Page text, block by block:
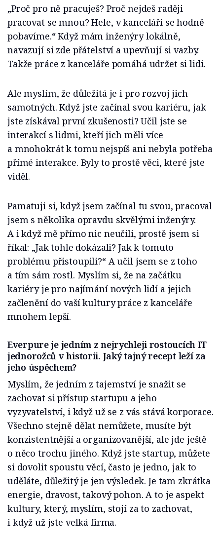
„Proč pro ně pracuješ? Proč nejdeš raději
pracovat se mnou? Hele, v kanceláři se hodně
pobavíme.“ Když mám inženýry lokálně,
navazují si zde přátelství a upevňují si vazby.
Takže práce z kanceláře pomáhá udržet si lidi.
Ale myslím, že důležitá je i pro rozvoj jich
samotných. Když jste začínal svou kariéru, jak
jste získával první zkušenosti? Učil jste se
interakcí s lidmi, kteří jich měli více
a mnohokrát k tomu nejspíš ani nebyla potřeba
přímé interakce. Byly to prostě věci, které jste
viděl.
Pamatuji si, když jsem začínal tu svou, pracoval
jsem s několika opravdu skvělými inženýry.
A i když mě přímo nic neučili, prostě jsem si
říkal: „Jak tohle dokázali? Jak k tomuto
problému přistoupili?“ A učil jsem se z toho
a tím sám rostl. Myslím si, že na začátku
kariéry je pro najímání nových lidí a jejich
začlenění do vaší kultury práce z kanceláře
mnohem lepší.
Everpure je jedním z nejrychleji rostoucích IT
jednorožců v historii. Jaký tajný recept leží za
jeho úspěchem?
Myslím, že jedním z tajemství je snažit se
zachovat si přístup startupu a jeho
vyzyvatelství, i když už se z vás stává korporace.
Všechno stejně dělat nemůžete, musíte být
konzistentnější a organizovanější, ale jde ještě
o něco trochu jiného. Když jste startup, můžete
si dovolit spoustu věcí, často je jedno, jak to
uděláte, důležitý je jen výsledek. Je tam zkrátka
energie, dravost, takový pohon. A to je aspekt
kultury, který, myslím, stojí za to zachovat,
i když už jste velká firma.